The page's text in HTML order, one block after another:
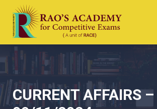
CURRENT AFFAIRS –